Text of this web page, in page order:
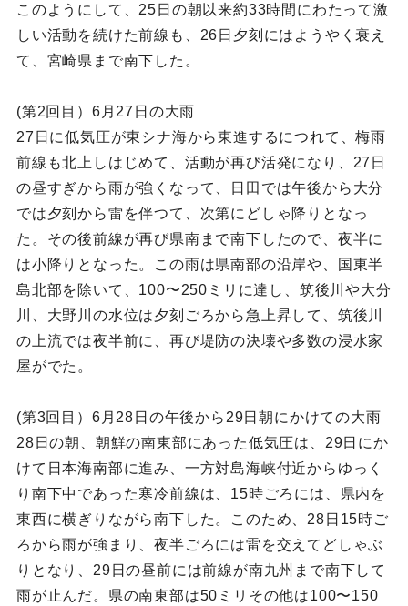
このようにして、25日の朝以来約33時間にわたって激
しい活動を続けた前線も、26日夕刻にはようやく衰え
て、宮崎県まで南下した。
(第2回目）6月27日の大雨
27日に低気圧が東シナ海から東進するにつれて、梅雨
前線も北上しはじめて、活動が再び活発になり、27日
の昼すぎから雨が強くなって、日田では午後から大分
では夕刻から雷を伴つて、次第にどしゃ降りとなっ
た。その後前線が再び県南まで南下したので、夜半に
は小降りとなった。この雨は県南部の沿岸や、国東半
島北部を除いて、100〜250ミリに達し、筑後川や大分
川、大野川の水位は夕刻ごろから急上昇して、筑後川
の上流では夜半前に、再び堤防の決壊や多数の浸水家
屋がでた。
(第3回目）6月28日の午後から29日朝にかけての大雨
28日の朝、朝鮮の南東部にあった低気圧は、29日にか
けて日本海南部に進み、一方対島海峡付近からゆっく
り南下中であった寒冷前線は、15時ごろには、県内を
東西に横ぎりながら南下した。このため、28日15時ご
ろから雨が強まり、夜半ごろには雷を交えてどしゃぶ
りとなり、29日の昼前には前線が南九州まで南下して
雨が止んだ。県の南東部は50ミリその他は100〜150